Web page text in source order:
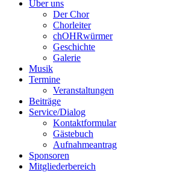
Über uns
Der Chor
Chorleiter
chOHRwürmer
Geschichte
Galerie
Musik
Termine
Veranstaltungen
Beiträge
Service/Dialog
Kontaktformular
Gästebuch
Aufnahmeantrag
Sponsoren
Mitgliederbereich